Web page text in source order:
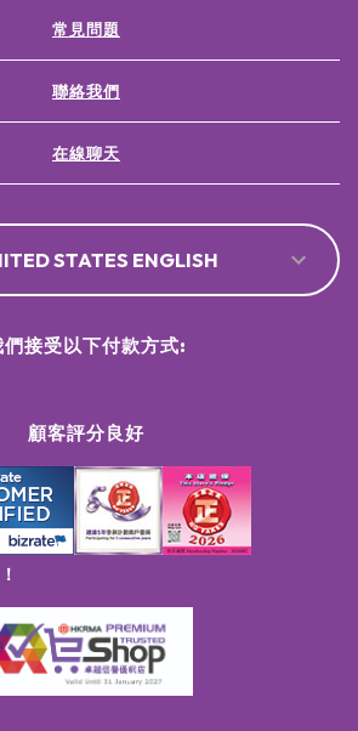
常見問題
聯絡我們
在線聊天
STATES ENGLISH
顧客評分良好
們接受以下付款方式: